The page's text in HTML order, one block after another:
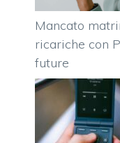
Mancato
ricariche con
future